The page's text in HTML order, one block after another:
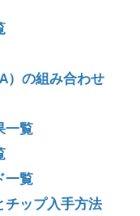
）の組み合わせ
一覧
一覧
チップ入手方法